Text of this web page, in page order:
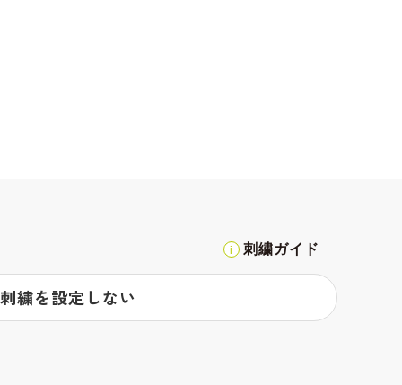
刺繍ガイド
刺繍を設定しない